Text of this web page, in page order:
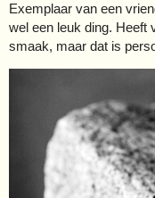
Exemplaar van een
wel een leuk ding. Heeft
smaak, maar dat is